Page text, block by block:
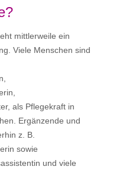
mittlerweile ein
Viele Menschen sind
als Pflegekraft in
Ergänzende und
z. B.
sowie
und viele